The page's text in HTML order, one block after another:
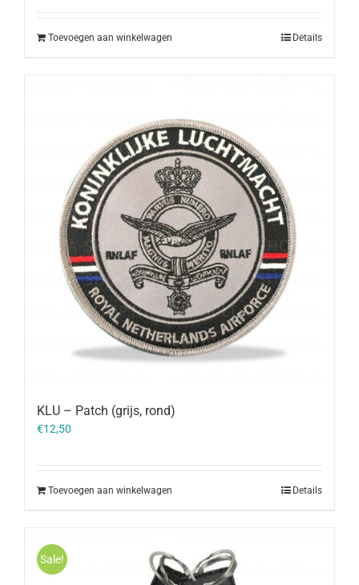
Toevoegen aan winkelwagen Details
KLU – Patch (grijs, rond)
€12,50
Toevoegen aan winkelwagen Details
Sale!